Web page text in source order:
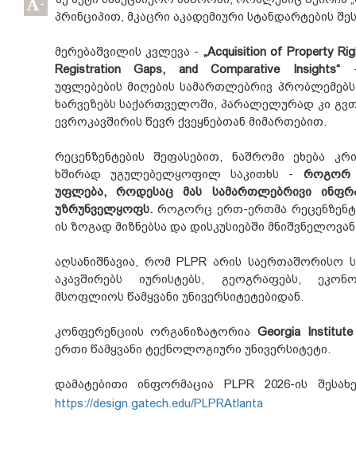
-
პრინციპით, მკაცრი აკადემიური სტანდარტების
მერებაშვილის კვლევა - „Acquisition of Property
Registration Gaps, and Comparative Insights“ -
უფლებების მიღების სამართლებრივ
ხარვეზებს საქართველოში, პარალელურად კი
ევროკავშირის წევრ ქვეყნებთან მიმართებით.
რეცენზენტების შეფასებით, ნაშრომი ეხება
ხშირად უგულებელყოფილ საკითხს - როგორ
უფლება, როდესაც მას სამართლებრივი
უზრუნველყოფს.როგორც ერთ-ერთმა
ის ზოგად მიზნებსა და დისკუსიებში
აღსანიშნავია, რომ PLPR არის
აკავშირებს იურისტებს, გეოგრაფებს,
მსოფლიოს წამყვანი უნივერსიტეტებიდან.
კონფერენციის ორგანიზატორია Georgia
ერთი წამყვანი ტექნოლოგიური უნივერსიტეტი.
დამატებითი ინფორმაცია PLPR 2026-ის
https://design.gatech.edu/PLPRAtlanta